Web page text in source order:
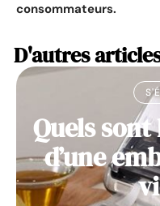
consommateurs.
D'autres
Quels
d’une